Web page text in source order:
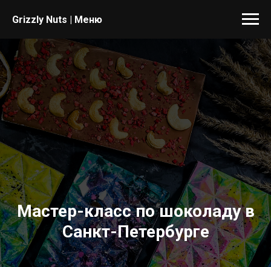
Grizzly Nuts | Меню
Мастер-класс по шоколаду в
Санкт-Петербурге